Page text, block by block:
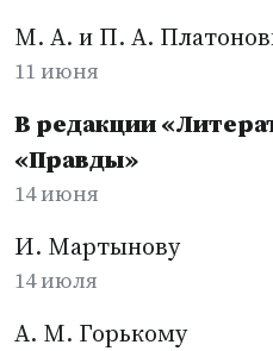
М. А. и П. А.
11 июня
В редакции
«Правды»
14 июня
И. Мартынову
14 июля
А. М. Горькому